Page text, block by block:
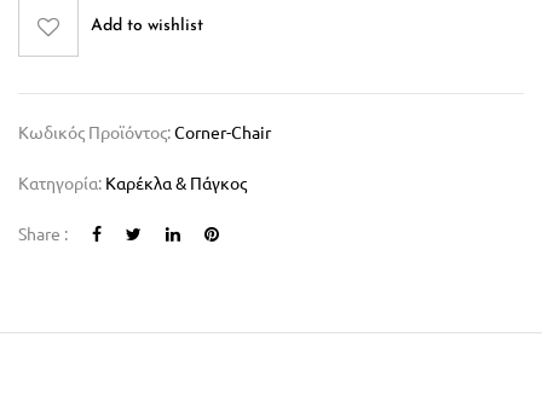
Add to wishlist
Κωδικός Προϊόντος:Corner-Chair
Κατηγορία: Καρέκλα & Πάγκος
Share :